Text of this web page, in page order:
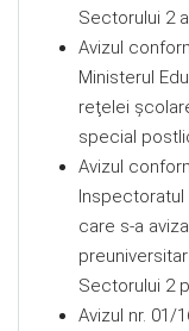
Sectorului 2
Avizul
Ministerul
reţelei
special
Avizul
Inspectoratul
care s-a
Sectorului 2
Avizul nr. 01/